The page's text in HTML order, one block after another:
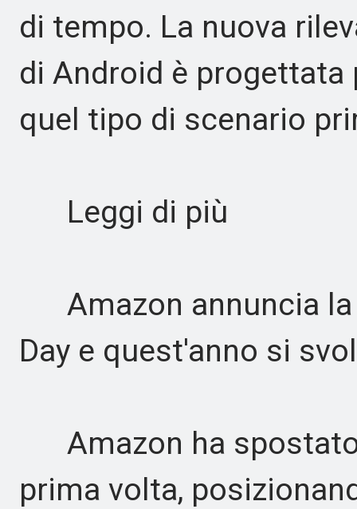
di tempo. La nuova
di Android è
quel tipo di scenario
Leggi di più
Amazon annuncia la
Day e quest'anno si
Amazon ha spostato
prima volta,